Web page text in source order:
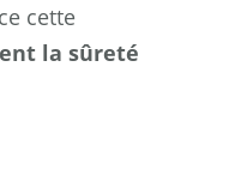
cette
la sûreté